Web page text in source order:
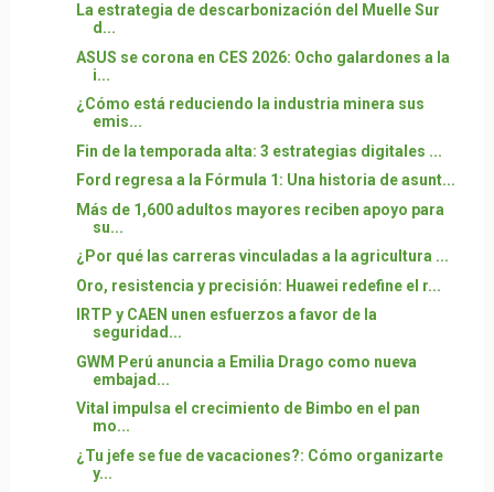
La estrategia de descarbonización del Muelle Sur
d...
ASUS se corona en CES 2026: Ocho galardones a la
i...
¿Cómo está reduciendo la industria minera sus
emis...
Fin de la temporada alta: 3 estrategias digitales ...
Ford regresa a la Fórmula 1: Una historia de asunt...
Más de 1,600 adultos mayores reciben apoyo para
su...
¿Por qué las carreras vinculadas a la agricultura ...
Oro, resistencia y precisión: Huawei redefine el r...
IRTP y CAEN unen esfuerzos a favor de la
seguridad...
GWM Perú anuncia a Emilia Drago como nueva
embajad...
Vital impulsa el crecimiento de Bimbo en el pan
mo...
¿Tu jefe se fue de vacaciones?: Cómo organizarte
y...